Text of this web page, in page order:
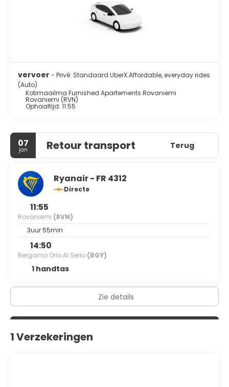
vervoer - Privé: Standaard UberX Affordable, everyday rides
(Auto)
Kotimaailma Furnished Apartements Rovaniemi
Rovaniemi (RVN)
Ophaaltijd: 11:55
07
jan Retour transport Terug
Ryanair - FR 4312
Directe
11:55
Rovaniemi (RVN)
3uur 55min
14:50
Bergamo Orio Al Serio (BGY)
1 handtas
Zie details
1 Verzekeringen